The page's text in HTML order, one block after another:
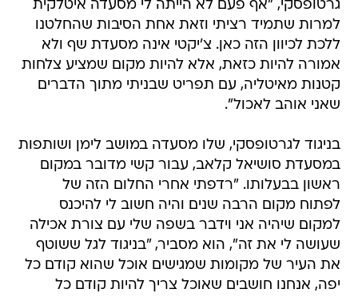
גרטופסקי, "אף פעם לא הייתה לי מסעדה איטלקית
למרות שתמיד רציתי וזאת אחת הסיבות שהחלטנו
ללכת לכיוון הזה כאן. צ'יקטי אינה מסעדת שף ולא
אמורה להיות כזאת, אלא להיות מקום שמציע צלחות
קטנות מאיטליה, עם תפריט שבניתי מתוך הדברים
שאני אוהב לאכול".
בניגוד לגרטופסקי, שלו מסעדה במושב לימן ושותפות
במסעדת סושיאל קלאב, עבור קשי מדובר במקום
ראשון בבעלותו. "רדפתי אחרי החלום הזה של
לפתוח מקום הרבה שנים והיה חשוב לי להיכנס
למקום שיהיה אני וידבר בשפה שלי עם צורת אכילה
שעושה לי את זה", הוא מסביר, "בניגוד לגל ששוטף
את העיר של מקומות שמגישים אוכל שהוא קודם כל
יפה, אנחנו חושבים שאוכל צריך להיות קודם כל